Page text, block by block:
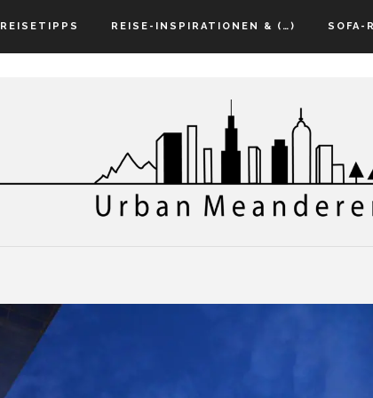
REISETIPPS REISE-INSPIRATIONEN & (…) SOFA-